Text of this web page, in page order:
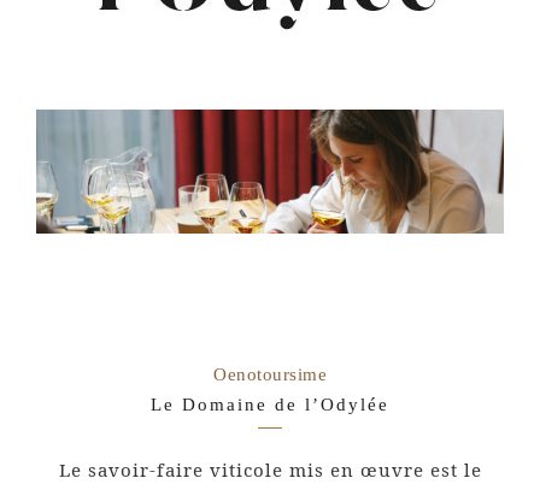
Oenotoursime
Le Domaine de l’Odylée
Le savoir-faire viticole mis en œuvre est le